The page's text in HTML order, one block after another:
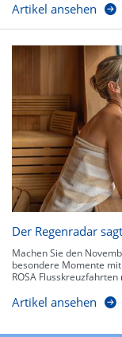
Artikel ansehen
Der Regenradar
Machen Sie den
besondere Momente
ROSA
Artikel ansehen